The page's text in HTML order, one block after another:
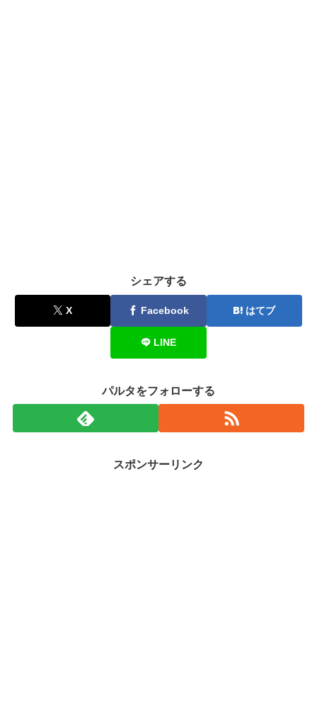
シェアする
X Facebook はてブ
LINE
パルタをフォローする
スポンサーリンク